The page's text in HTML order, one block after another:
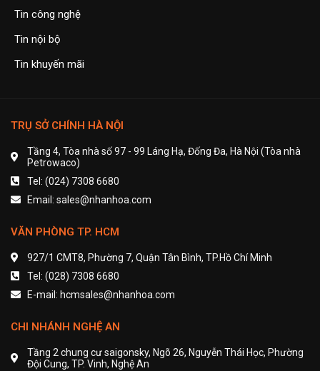
Tin công nghệ
Tin nội bộ
Tin khuyến mãi
TRỤ SỞ CHÍNH HÀ NỘI
Tầng 4, Tòa nhà số 97 - 99 Láng Hạ, Đống Đa, Hà Nội (Tòa nhà
Petrowaco)
Tel: (024) 7308 6680
Email: sales@nhanhoa.com
VĂN PHÒNG TP. HCM
927/1 CMT8, Phường 7, Quận Tân Bình, TP.Hồ Chí Minh
Tel: (028) 7308 6680
E-mail: hcmsales@nhanhoa.com
CHI NHÁNH NGHỆ AN
Tầng 2 chung cư saigonsky, Ngõ 26, Nguyễn Thái Học, Phường
Đội Cung, TP. Vinh, Nghệ An